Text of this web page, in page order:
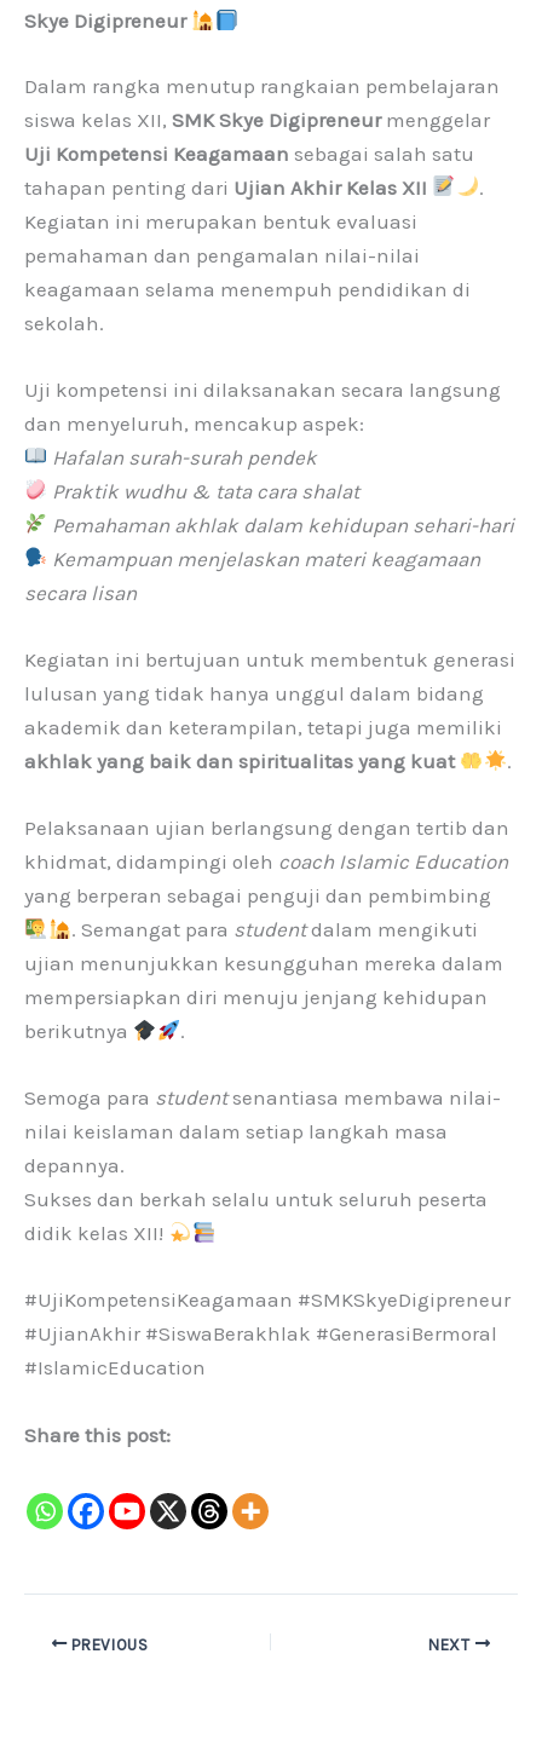
Skye Digipreneur
Dalam rangka menutup rangkaian pembelajaran
siswa kelas XII, SMK Skye Digipreneurmenggelar
Uji Kompetensi Keagamaan sebagai salah satu
tahapan penting dari Ujian Akhir Kelas XII
.
Kegiatan ini merupakan bentuk evaluasi
pemahaman dan pengamalan nilai-nilai
keagamaan selama menempuh pendidikan di
sekolah.
Uji kompetensi ini dilaksanakan secara langsung
dan menyeluruh, mencakup aspek:
Hafalan surah-surah pendek
Praktik wudhu & tata cara shalat
Pemahaman akhlak dalam kehidupan sehari-hari
Kemampuan menjelaskan materi keagamaan
secara lisan
Kegiatan ini bertujuan untuk membentuk generasi
lulusan yang tidak hanya unggul dalam bidang
akademik dan keterampilan, tetapi juga memiliki
akhlak yang baik dan spiritualitas yang kuat
.
Pelaksanaan ujian berlangsung dengan tertib dan
khidmat, didampingi oleh coach Islamic Education
yang berperan sebagai penguji dan pembimbing
. Semangat para studentdalam mengikuti
ujian menunjukkan kesungguhan mereka dalam
mempersiapkan diri menuju jenjang kehidupan
berikutnya
.
Semoga para studentsenantiasa membawa nilai-
nilai keislaman dalam setiap langkah masa
depannya.
Sukses dan berkah selalu untuk seluruh peserta
didik kelas XII!
#UjiKompetensiKeagamaan #SMKSkyeDigipreneur
#UjianAkhir #SiswaBerakhlak #GenerasiBermoral
#IslamicEducation
Share this post:
PREVIOUS NEXT